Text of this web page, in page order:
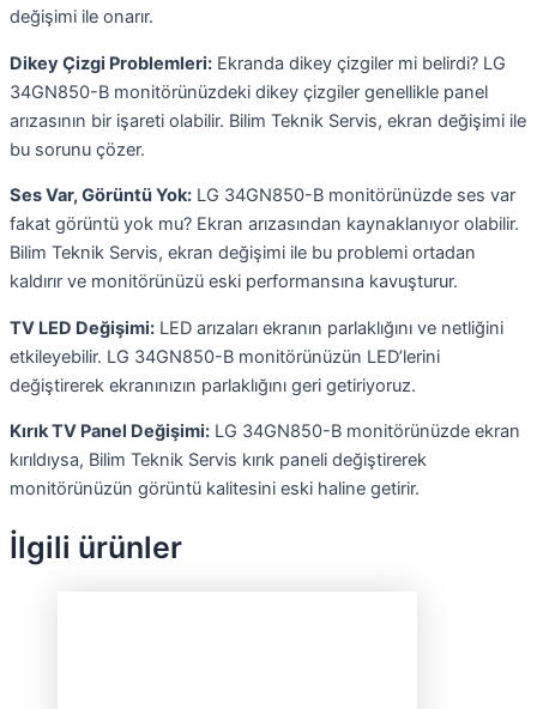
değişimi ile onarır.
Dikey Çizgi Problemleri: Ekranda dikey çizgiler mi belirdi? LG
34GN850-B monitörünüzdeki dikey çizgiler genellikle panel
arızasının bir işareti olabilir. Bilim Teknik Servis, ekran değişimi ile
bu sorunu çözer.
Ses Var, Görüntü Yok: LG 34GN850-B monitörünüzde ses var
fakat görüntü yok mu? Ekran arızasından kaynaklanıyor olabilir.
Bilim Teknik Servis, ekran değişimi ile bu problemi ortadan
kaldırır ve monitörünüzü eski performansına kavuşturur.
TV LED Değişimi: LED arızaları ekranın parlaklığını ve netliğini
etkileyebilir. LG 34GN850-B monitörünüzün LED’lerini
değiştirerek ekranınızın parlaklığını geri getiriyoruz.
Kırık TV Panel Değişimi: LG 34GN850-B monitörünüzde ekran
kırıldıysa, Bilim Teknik Servis kırık paneli değiştirerek
monitörünüzün görüntü kalitesini eski haline getirir.
İlgili ürünler